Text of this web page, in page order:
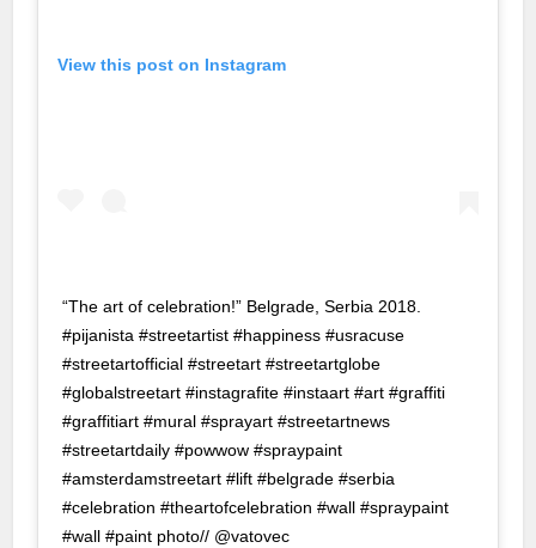
Panel
panel
panel
View this post on Instagram
“The art of celebration!” Belgrade, Serbia 2018.
#pijanista #streetartist #happiness #usracuse
#streetartofficial #streetart #streetartglobe
#globalstreetart #instagrafite #instaart #art #graffiti
#graffitiart #mural #sprayart #streetartnews
#streetartdaily #powwow #spraypaint
#amsterdamstreetart #lift #belgrade #serbia
#celebration #theartofcelebration #wall #spraypaint
#wall #paint photo// @vatovec